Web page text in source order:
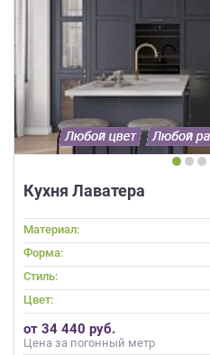
Кухня Лаватера
Материал:
Форма:
Стиль:
Цвет:
от 34 440 руб.
Цена за погонный метр